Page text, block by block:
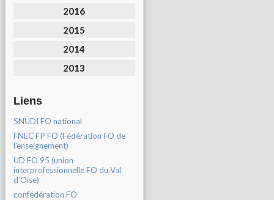
2016
2015
2014
2013
Liens
SNUDI FO national
FNEC FP FO (Fédération FO de
l'enseignement)
UD FO 95 (union
interprofessionnelle FO du Val
d'Oise)
confédération FO